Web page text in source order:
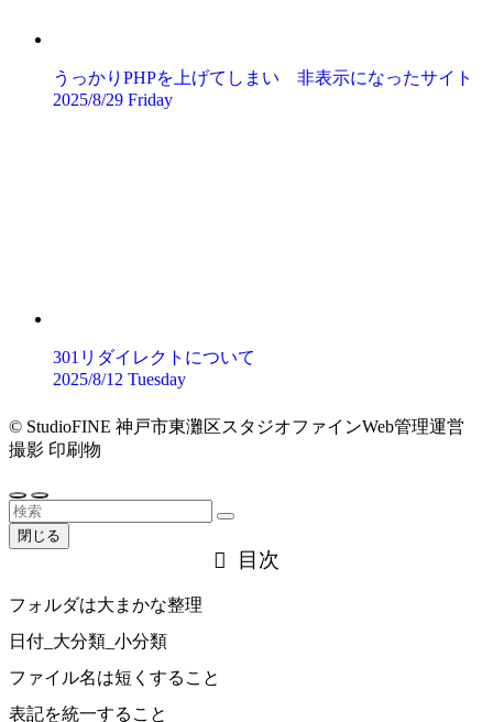
うっかりPHPを上げてしまい 非表示になったサイト
2025/8/29 Friday
301リダイレクトについて
2025/8/12 Tuesday
© StudioFINE 神戸市東灘区スタジオファインWeb管理運営
撮影 印刷物
閉じる
目次
フォルダは大まかな整理
日付_大分類_小分類
ファイル名は短くすること
表記を統一すること